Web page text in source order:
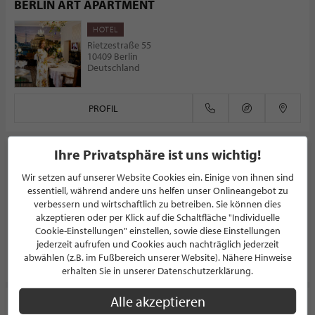
BERLIN ART APARTMENT
HOTEL
Rietzestraße 55
10409 Berlin
Deutschland
PROFIL
Stoffakzente Neuffer
RAUMAUSSTATTER
Bahnhofstraße 6/1
71384 Weinstadt
Deutschland
PROFIL
Ihre Privatsphäre ist uns wichtig!
Wir setzen auf unserer Website Cookies ein. Einige von ihnen sind
essentiell, während andere uns helfen unser Onlineangebot zu
verbessern und wirtschaftlich zu betreiben. Sie können dies
akzeptieren oder per Klick auf die Schaltfläche "Individuelle
Cookie-Einstellungen" einstellen, sowie diese Einstellungen
jederzeit aufrufen und Cookies auch nachträglich jederzeit
abwählen (z.B. im Fußbereich unserer Website). Nähere Hinweise
erhalten Sie in unserer Datenschutzerklärung.
Alle akzeptieren